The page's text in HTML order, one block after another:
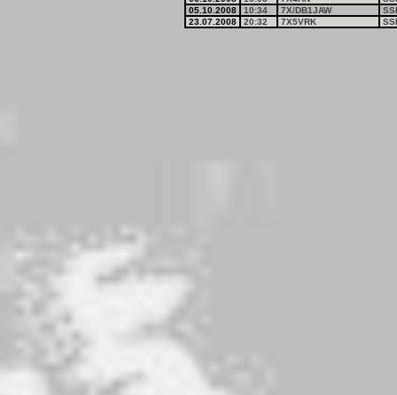
05.10.2008
10:34 7X/DB1JAW
23.07.2008
20:32 7X5VRK